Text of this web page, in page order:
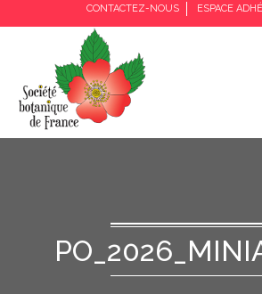
CONTACTEZ-NOUS ESPACE